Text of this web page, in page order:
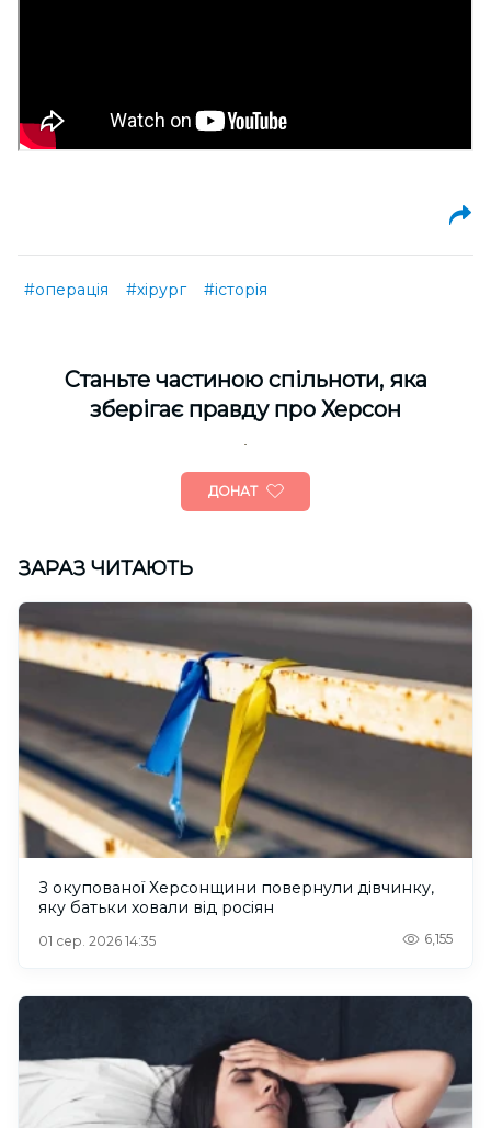
#операція #хірург #історія
Cтаньте частиною спільноти, яка
зберігає правду про Херсон
ДОНАТ
ЗАРАЗ ЧИТАЮТЬ
З окупованої Херсонщини повернули дівчинку,
яку батьки ховали від росіян
01 сер. 2026 14:35 6,155